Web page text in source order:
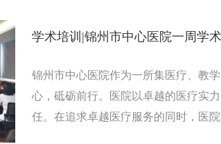
学术培训|锦州市中心医院一周学术
锦州市中心医院作为一所集医疗、教
心，砥砺前行。医院以卓越的医疗实
任。在追求卓越医疗服务的同时，医